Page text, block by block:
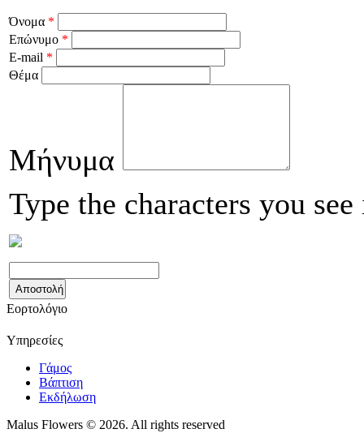
Όνομα *
Επώνυμο *
E-mail *
Θέμα
Μήνυμα
Type the characters you
Εορτολόγιο
Υπηρεσίες
Γάμος
Βάπτιση
Εκδήλωση
Malus Flowers © 2026. All rights reserved